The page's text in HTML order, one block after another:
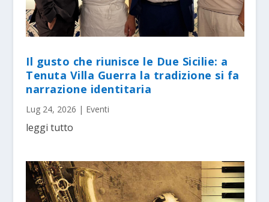
Il gusto che riunisce le Due Sicilie: a
Tenuta Villa Guerra la tradizione si fa
narrazione identitaria
Lug 24, 2026 | Eventi
leggi tutto